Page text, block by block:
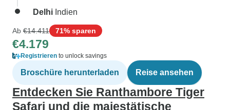
Delhi Indien
Ab €14.411 71% sparen
€4.179
Registrieren to unlock savings
Broschüre herunterladen Reise ansehen
Entdecken Sie Ranthambore Tiger
Safari und die majestätische